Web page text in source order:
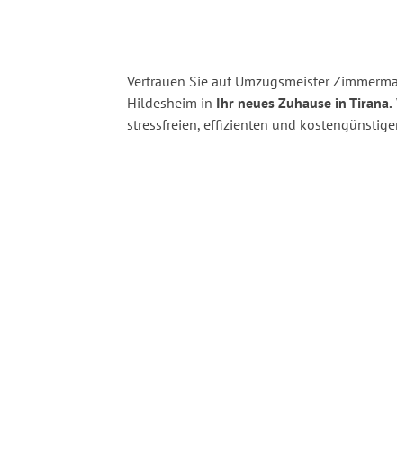
Vertrauen Sie auf Umzugsmeister
Hildesheim in Ihr neues Zuhause in Tirana.
stressfreien, effizienten und